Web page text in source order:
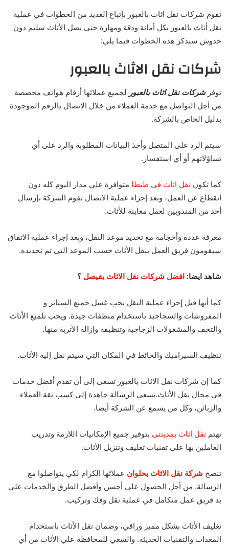
تقوم شركات نقل اثاث بالعبور بإتباع العديد من الخطوات في عملية
نقل أثاث بالعبور بكل أمانة ودقة ومهارة حتى يصل الأثاث سليم دون
خدوش سنذكر هذه الخطوات فيما يلي:
شركات نقل الاثاث بالعبور
توفرشركات نقل اثاث بالعبور لجميع عملائها أرقام هواتف مخصصة
من أجل التواصل مع خدمة العملاء من خلال الاتصال بالرقم الموجودة
بدليل الخاص بالشركة.
سيتم الرد على المتصل وأخذ البيانات المطلوبة والرد على أي
تساؤلاتهم أو أي استفسار.
كما تكون نقل اثاث فى طنطا متوافرة على مدار اليوم كله دون
انقطاع عن العمل، وبعد إجراء عملية الاتصال تقوم الشركة بإرسال
أحد من المندوبين لعمل معاينة للأثاث.
معرفة عدده وأحجامه مع تحديد موعد النقل، وبعد إجراء عملية الاتفاق
سيقومون فريق العمل بنقل الأثاث حسب الموعد التي تم تحديده.
شاهد ايضا: افضل شركات نقل الاثاث بفيصل ؟
كما أنها قبل إجراء عملية النقل يجب غسل جميع الستائر و
المفروشات والسجاجيد باستخدام منظفات جيدة. ويجب تلميع الأثاث
والتحف والمشغولات الزجاجية وتنظيفه وإزالة الأتربة منها.
تنظيف السيراميك والحائط في المكان التي سيتم نقل إليه الأثاث.
كما إن شركات نقل الاثاث بالعبور تسعى إلى أن تقدم أفضل خدمات
في مجال نقل الأثاث.تسعى الرسالة جاهدة إلى كسب ثقة العملاء
والزبائن، وكل من يسمع عن الشركة أيضا.
تهتم نقل اثاث بمدينتى بتوفير جميع الإمكانيات اللازمة وتدريب
العاملين بها على تقنيات تغليف وتنزيل الأثاث.
تنصح شركة نقل الاثاث بحلوان عملائها الكرام لكي يتواصلوا مع
الرسالة. من أجل الحصول علي أحسن وأفضل الطرق والخدمات علي
يد فريق عمل متكامل في عملية نقل وفك وتركيب.
تغليف الأثاث بشكل مميز وراقي، وضمان نقل الأثاث باستخدام
المعدات والتقنيات الحديثة. والسعي للمحافظة علي الأثاث من أي